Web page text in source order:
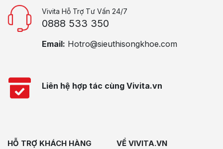
Vivita Hỗ Trợ Tư Vấn 24/7
0888 533 350
Email: Hotro@sieuthisongkhoe.com
Liên hệ hợp tác cùng Vivita.vn
HỖ TRỢ KHÁCH HÀNG VỀ VIVITA.VN